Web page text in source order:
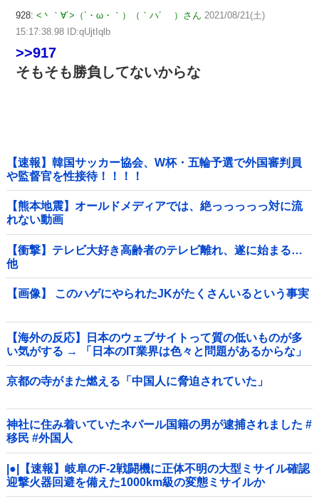
928: <丶｀∀´>（´・ω・｀）（｀ハ´ ）さん 2021/08/21(土)
15:17:38.98 ID:qUjtIqlb
>>917
そもそも勝負してないからな
【速報】韓国サッカー協会、W杯・五輪予選で外国審判員
や監督官を性接待！！！！
【熊本地震】オールドメディアでは、絶っっっっっ対に流
れない動画
【衝撃】テレビ大好き高齢者のテレビ離れ、遂に始まる…
他
【画像】 このハゲにやられたJKがたくさんいるという事実
【海外の反応】日本のウェブサイトって質の低いものが多
い気がする → 「日本のIT業界は色々と問題があるからな」
「ゲームのUIは優れてるのに不思議」
京都の寺がまた燃える「中国人に脅迫されていた」
神社に住み着いていたネパール国籍の男が逮捕されました #
移民 #外国人
|●|【速報】岐阜のF-2戦闘機に正体不明の大型ミサイル確認
迎撃火器回避を備えた1000km級の変態ミサイルか